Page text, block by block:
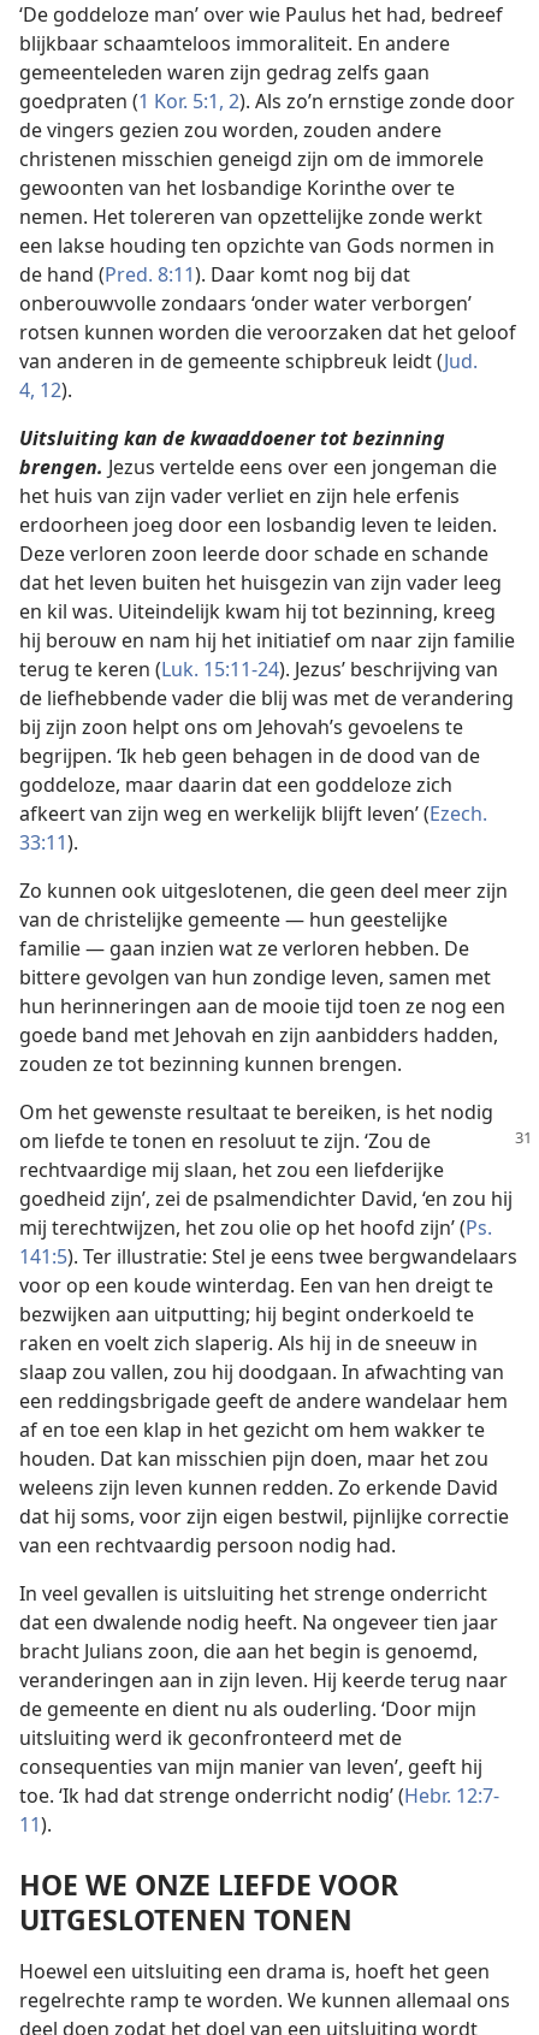
‘De goddeloze man’ over wie Paulus het had, bedreef
blijkbaar schaamteloos immoraliteit. En andere
gemeenteleden waren zijn gedrag zelfs gaan
goedpraten (1 Kor. 5:1, 2). Als zo’n ernstige zonde door
de vingers gezien zou worden, zouden andere
christenen misschien geneigd zijn om de immorele
gewoonten van het losbandige Korinthe over te
nemen. Het tolereren van opzettelijke zonde werkt
een lakse houding ten opzichte van Gods normen in
de hand (Pred. 8:11). Daar komt nog bij dat
onberouwvolle zondaars ‘onder water verborgen’
rotsen kunnen worden die veroorzaken dat het geloof
van anderen in de gemeente schipbreuk leidt (Jud.
4, 12).
Uitsluiting kan de kwaaddoener tot bezinning
brengen. Jezus vertelde eens over een jongeman die
het huis van zijn vader verliet en zijn hele erfenis
erdoorheen joeg door een losbandig leven te leiden.
Deze verloren zoon leerde door schade en schande
dat het leven buiten het huisgezin van zijn vader leeg
en kil was. Uiteindelijk kwam hij tot bezinning, kreeg
hij berouw en nam hij het initiatief om naar zijn familie
terug te keren (Luk. 15:11-24). Jezus’ beschrijving van
de liefhebbende vader die blij was met de verandering
bij zijn zoon helpt ons om Jehovah’s gevoelens te
begrijpen. ‘Ik heb geen behagen in de dood van de
goddeloze, maar daarin dat een goddeloze zich
afkeert van zijn weg en werkelijk blijft leven’ (Ezech.
33:11).
Zo kunnen ook uitgeslotenen, die geen deel meer zijn
van de christelijke gemeente — hun geestelijke
familie — gaan inzien wat ze verloren hebben. De
bittere gevolgen van hun zondige leven, samen met
hun herinneringen aan de mooie tijd toen ze nog een
goede band met Jehovah en zijn aanbidders hadden,
zouden ze tot bezinning kunnen brengen.
Om het gewenste resultaat te bereiken, is het nodig
om liefde te tonen en resoluut te zijn. ‘Zou de
rechtvaardige mij slaan, het zou een liefderijke
goedheid zijn’, zei de psalmendichter David, ‘en zou hij
mij terechtwijzen, het zou olie op het hoofd zijn’ (Ps.
141:5). Ter illustratie: Stel je eens twee bergwandelaars
voor op een koude winterdag. Een van hen dreigt te
bezwijken aan uitputting; hij begint onderkoeld te
raken en voelt zich slaperig. Als hij in de sneeuw in
slaap zou vallen, zou hij doodgaan. In afwachting van
een reddingsbrigade geeft de andere wandelaar hem
af en toe een klap in het gezicht om hem wakker te
houden. Dat kan misschien pijn doen, maar het zou
weleens zijn leven kunnen redden. Zo erkende David
dat hij soms, voor zijn eigen bestwil, pijnlijke correctie
van een rechtvaardig persoon nodig had.
In veel gevallen is uitsluiting het strenge onderricht
dat een dwalende nodig heeft. Na ongeveer tien jaar
bracht Julians zoon, die aan het begin is genoemd,
veranderingen aan in zijn leven. Hij keerde terug naar
de gemeente en dient nu als ouderling. ‘Door mijn
uitsluiting werd ik geconfronteerd met de
consequenties van mijn manier van leven’, geeft hij
toe. ‘Ik had dat strenge onderricht nodig’ (Hebr. 12:7-
11).
HOE WE ONZE LIEFDE VOOR
UITGESLOTENEN TONEN
Hoewel een uitsluiting een drama is, hoeft het geen
regelrechte ramp te worden. We kunnen allemaal ons
deel doen zodat het doel van een uitsluiting wordt